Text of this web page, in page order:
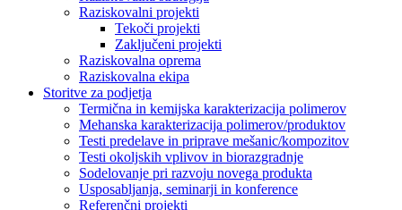
Raziskovalni projekti
Tekoči projekti
Zaključeni projekti
Raziskovalna oprema
Raziskovalna ekipa
Storitve za podjetja
Termična in kemijska karakterizacija polimerov
Mehanska karakterizacija polimerov/produktov
Testi predelave in priprave mešanic/kompozitov
Testi okoljskih vplivov in biorazgradnje
Sodelovanje pri razvoju novega produkta
Usposabljanja, seminarji in konference
Referenčni projekti